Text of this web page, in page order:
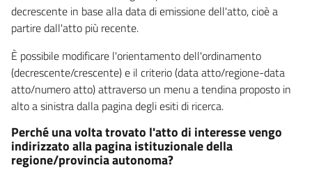
decrescente in base alla data di emissione dell'atto, cioè a
partire dall'atto più recente.
È possibile modificare l'orientamento dell'ordinamento
(decrescente/crescente) e il criterio (data atto/regione-data
atto/numero atto) attraverso un menu a tendina proposto in
alto a sinistra dalla pagina degli esiti di ricerca.
Perché una volta trovato l'atto di interesse vengo
indirizzato alla pagina istituzionale della
regione/provincia autonoma?